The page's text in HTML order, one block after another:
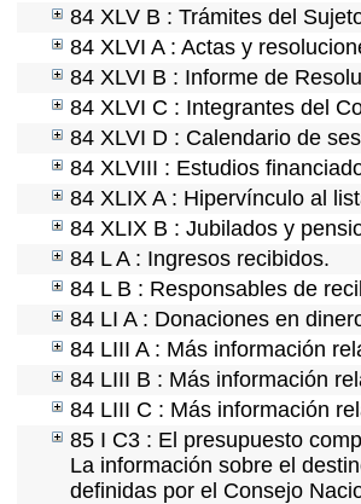
84 XLV B : Trámites del
84 XLVI A : Actas y
84 XLVI B : Informe de
84 XLVI C : Integrantes del
84 XLVI D : Calendario de
84 XLVIII : Estudios
84 XLIX A : Hipervínculo al
84 XLIX B : Jubilados y
84 L A : Ingresos recibidos.
84 L B : Responsables de
84 LI A : Donaciones en
84 LIII A : Más información
84 LIII B : Más información
84 LIII C : Más información
85 I C3 : El presupuesto
La información sobre el
definidas por el Consejo